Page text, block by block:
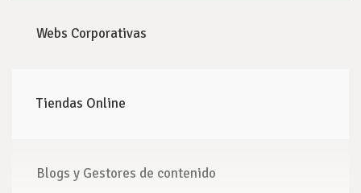
Webs Corporativas
Tiendas Online
Blogs y Gestores de contenido